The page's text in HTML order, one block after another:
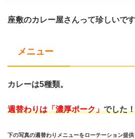
座敷のカレー屋さんって珍しいです
メニュー
カレーは5種類。
週替わりは「濃厚ポーク」でした！
下の写真の週替わりメニューをローテーション提